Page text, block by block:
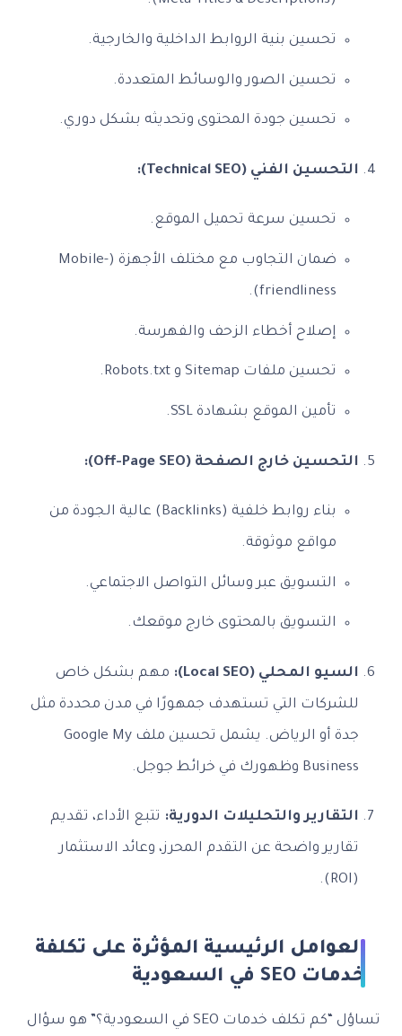
تحسين بنية الروابط الداخلية والخارجية.
تحسين الصور والوسائط المتعددة.
تحسين جودة المحتوى وتحديثه بشكل دوري.
التحسين الفني (Technical SEO):
تحسين سرعة تحميل الموقع.
ضمان التجاوب مع مختلف الأجهزة (Mobile-
friendliness).
إصلاح أخطاء الزحف والفهرسة.
تحسين ملفات Sitemap و Robots.txt.
تأمين الموقع بشهادة SSL.
التحسين خارج الصفحة (Off-Page SEO):
بناء روابط خلفية (Backlinks) عالية الجودة من
مواقع موثوقة.
التسويق عبر وسائل التواصل الاجتماعي.
التسويق بالمحتوى خارج موقعك.
السيو المحلي (Local SEO): مهم بشكل خاص
للشركات التي تستهدف جمهورًا في مدن محددة مثل
جدة أو الرياض. يشمل تحسين ملف Google My
Business وظهورك في خرائط جوجل.
التقارير والتحليلات الدورية: تتبع الأداء، تقديم
تقارير واضحة عن التقدم المحرز، وعائد الاستثمار
(ROI).
العوامل الرئيسية المؤثرة على تكلفة
خدمات SEO في السعودية
تساؤل “كم تكلف خدمات SEO في السعودية؟” هو سؤال